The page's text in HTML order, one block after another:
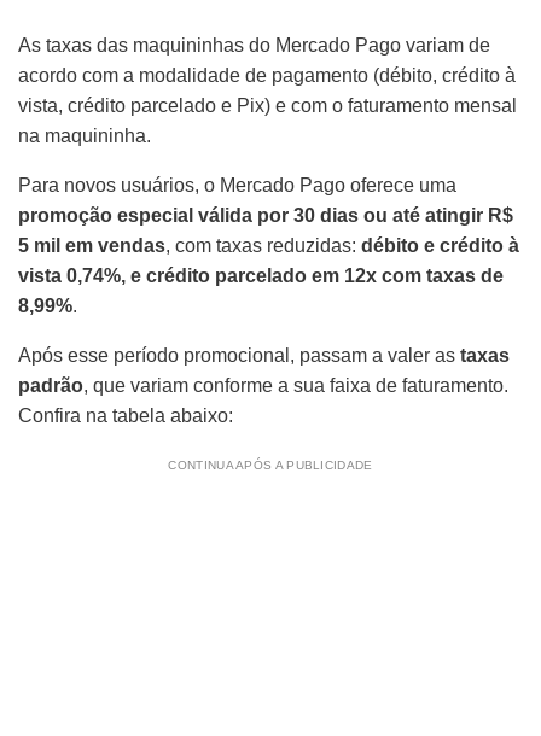
As taxas das maquininhas do Mercado Pago variam de
acordo com a modalidade de pagamento (débito, crédito à
vista, crédito parcelado e Pix) e com o faturamento mensal
na maquininha.
Para novos usuários, o Mercado Pago oferece uma
promoção especial válida por 30 dias ou até atingir R$
5 mil em vendas, com taxas reduzidas: débito e crédito à
vista 0,74%, e crédito parcelado em 12x com taxas de
8,99%.
Após esse período promocional, passam a valer as taxas
padrão, que variam conforme a sua faixa de faturamento.
Confira na tabela abaixo:
CONTINUA APÓS A PUBLICIDADE